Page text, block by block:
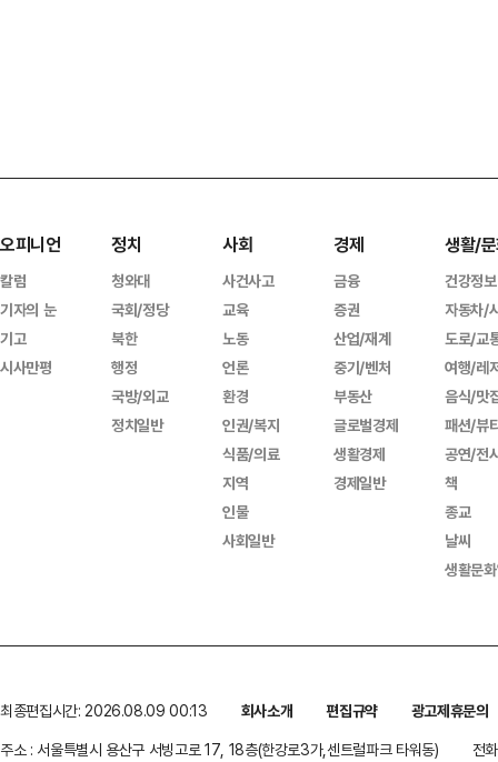
오피니언
칼럼
기자의 눈
기고
시사만평
정치
청와대
국회/정당
북한
행정
국방/외교
정치일반
사회
사건사고
교육
노동
언론
환경
인권/복지
식품/의료
지역
인물
사회일반
경제
금융
증권
산업/재계
중기/벤처
부동산
글로벌경제
생활경제
경제일반
생활/
건강정보
자동차/
도로/교
여행/레
음식/맛
패션/뷰
공연/전
책
종교
날씨
생활문
최종편집시간: 2026.08.09 00:13 회사소개 편집규약
광고제휴문의
주소 : 서울특별시 용산구 서빙고로 17, 18층(한강로3가,센트럴파크 타워동)
전